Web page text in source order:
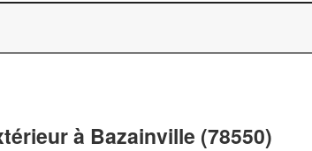
à Bazainville (78550)